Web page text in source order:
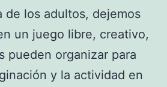
de los adultos, dejemos
un juego libre, creativo,
pueden organizar para
y la actividad en